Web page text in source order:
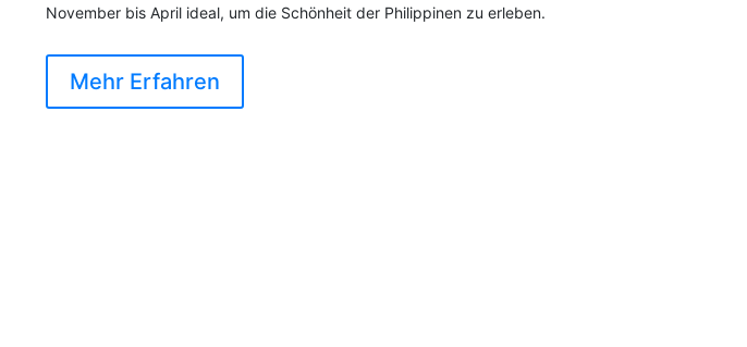
November bis April ideal, um die Schönheit der Philippinen zu erleben.
Mehr Erfahren